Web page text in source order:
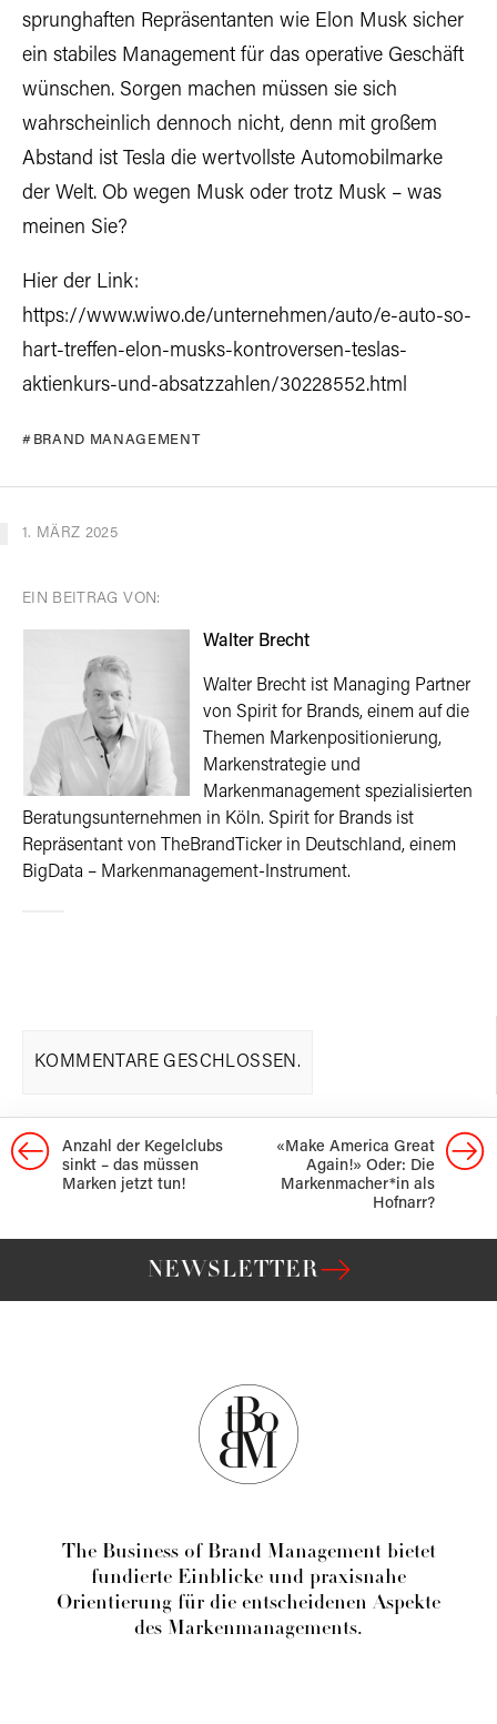
sprunghaften Repräsentanten wie Elon Musk sicher
ein stabiles Management für das operative Geschäft
wünschen. Sorgen machen müssen sie sich
wahrscheinlich dennoch nicht, denn mit großem
Abstand ist Tesla die wertvollste Automobilmarke
der Welt. Ob wegen Musk oder trotz Musk – was
meinen Sie?
Hier der Link:
https://www.wiwo.de/unternehmen/auto/e-auto-so-
hart-treffen-elon-musks-kontroversen-teslas-
aktienkurs-und-absatzzahlen/30228552.html
BRAND MANAGEMENT
1. MÄRZ 2025
EIN BEITRAG VON:
Walter Brecht
Walter Brecht ist Managing Partner
von Spirit for Brands, einem auf die
Themen Markenpositionierung,
Markenstrategie und
Markenmanagement spezialisierten
Beratungsunternehmen in Köln. Spirit for Brands ist
Repräsentant von TheBrandTicker in Deutschland, einem
BigData – Markenmanagement-Instrument.
KOMMENTARE GESCHLOSSEN.
Anzahl der Kegelclubs
sinkt – das müssen
Marken jetzt tun!
«Make Ameri­ca Great
Again!»­ Oder: Die
Marken­macher­*in als
Hofnarr?
NEWSLETTER
The Business of Brand Management bietet
fundierte Einblicke und praxisnahe
Orientierung für die entscheidenen Aspekte
des Markenmanagements.